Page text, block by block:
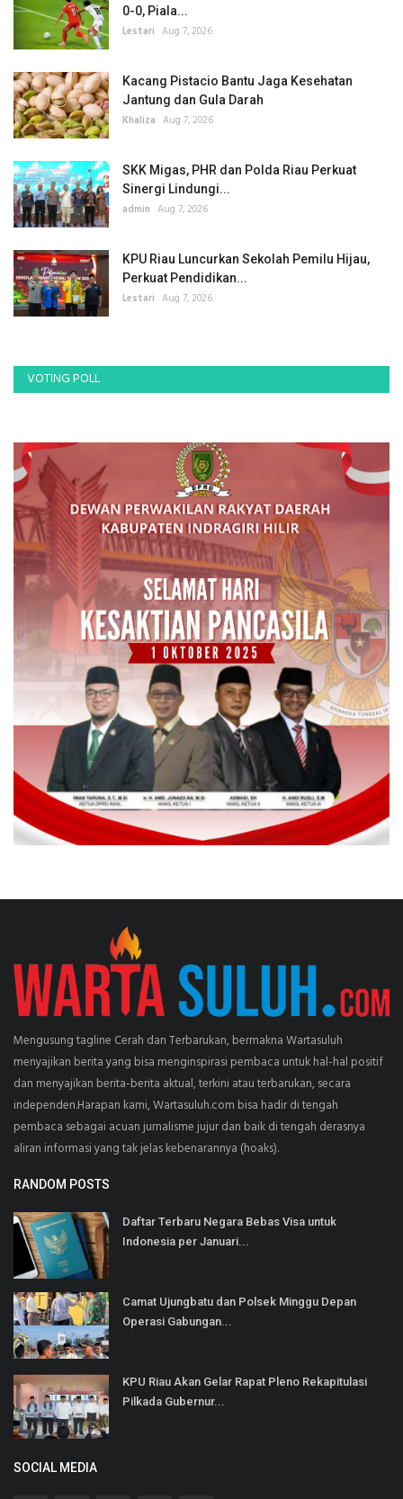
0-0, Piala...
Lestari Aug 7, 2026
Kacang Pistacio Bantu Jaga Kesehatan
Jantung dan Gula Darah
Khaliza Aug 7, 2026
SKK Migas, PHR dan Polda Riau Perkuat
Sinergi Lindungi...
admin Aug 7, 2026
KPU Riau Luncurkan Sekolah Pemilu Hijau,
Perkuat Pendidikan...
Lestari Aug 7, 2026
VOTING POLL
Mengusung tagline Cerah dan Terbarukan, bermakna Wartasuluh
menyajikan berita yang bisa menginspirasi pembaca untuk hal-hal positif
dan menyajikan berita-berita aktual, terkini atau terbarukan, secara
independen.Harapan kami, Wartasuluh.com bisa hadir di tengah
pembaca sebagai acuan jurnalisme jujur dan baik di tengah derasnya
aliran informasi yang tak jelas kebenarannya (hoaks).
RANDOM POSTS
Daftar Terbaru Negara Bebas Visa untuk
Indonesia per Januari...
Camat Ujungbatu dan Polsek Minggu Depan
Operasi Gabungan...
KPU Riau Akan Gelar Rapat Pleno Rekapitulasi
Pilkada Gubernur...
SOCIAL MEDIA